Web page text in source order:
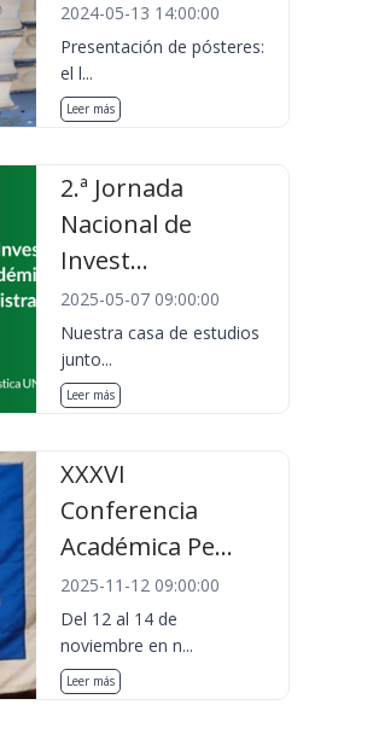
2024-05-13 14:00:00
Presentación de pósteres:
el l...
Leer más
2.ª Jornada
Nacional de
Invest...
2025-05-07 09:00:00
Nuestra casa de estudios
junto...
Leer más
XXXVI
Conferencia
Académica Pe...
2025-11-12 09:00:00
Del 12 al 14 de
noviembre en n...
Leer más